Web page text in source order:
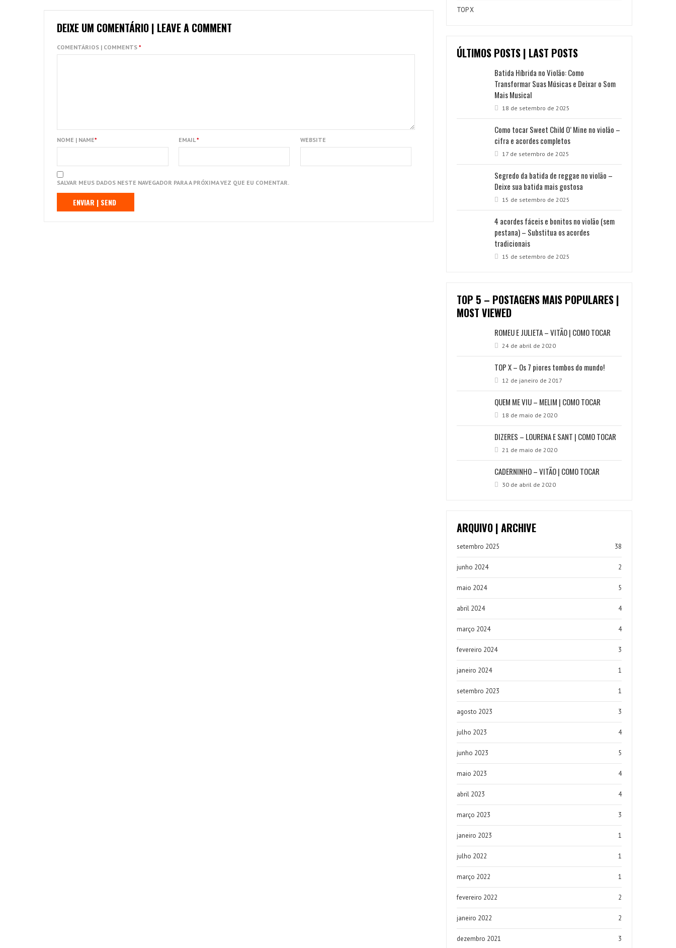
DEIXE UM COMENTÁRIO | LEAVE A COMMENT
COMENTÁRIOS | COMMENTS *
NOME | NAME* EMAIL* WEBSITE
SALVAR MEUS DADOS NESTE NAVEGADOR PARA A PRÓXIMA VEZ QUE EU COMENTAR.
TOP X
ÚLTIMOS POSTS | LAST POSTS
Batida Híbrida no Violão: Como
Transformar Suas Músicas e Deixar o Som
Mais Musical
18 de setembro de 2025
Como tocar Sweet Child O’ Mine no violão –
cifra e acordes completos
17 de setembro de 2025
Segredo da batida de reggae no violão –
Deixe sua batida mais gostosa
15 de setembro de 2025
4 acordes fáceis e bonitos no violão (sem
pestana) – Substitua os acordes
tradicionais
15 de setembro de 2025
TOP 5 – POSTAGENS MAIS POPULARES |
MOST VIEWED
ROMEU E JULIETA – VITÃO | COMO TOCAR
24 de abril de 2020
TOP X – Os 7 piores tombos do mundo!
12 de janeiro de 2017
QUEM ME VIU – MELIM | COMO TOCAR
18 de maio de 2020
DIZERES – LOURENA E SANT | COMO TOCAR
21 de maio de 2020
CADERNINHO – VITÃO | COMO TOCAR
30 de abril de 2020
ARQUIVO | ARCHIVE
setembro 2025 38
junho 2024 2
maio 2024 5
abril 2024 4
março 2024 4
fevereiro 2024 3
janeiro 2024 1
setembro 2023 1
agosto 2023 3
julho 2023 4
junho 2023 5
maio 2023 4
abril 2023 4
março 2023 3
janeiro 2023 1
julho 2022 1
março 2022 1
fevereiro 2022 2
janeiro 2022 2
dezembro 2021 3